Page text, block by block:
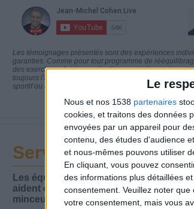
Le
Nous et nos 1538 partenaires
cookies, et traitons des données
envoyées par un appareil pour
contenu, des études d'audience
et nous-mêmes pouvons utiliser
En cliquant, vous pouvez
des informations plus détaillées
consentement. Veuillez noter
votre consentement, mais vous
Les témoignages présentés sont des expériences
garanties. Comme pour tout programme de
des exercices physiques réguliers sont nécessaires
toujours l'avis de votre médecin traitant avant
sportif ou de modifier vos habitudes nutritionnelles.
Service-client &
Les équipes du Service-client et de la
aident chaque semaine à vous
minceur.